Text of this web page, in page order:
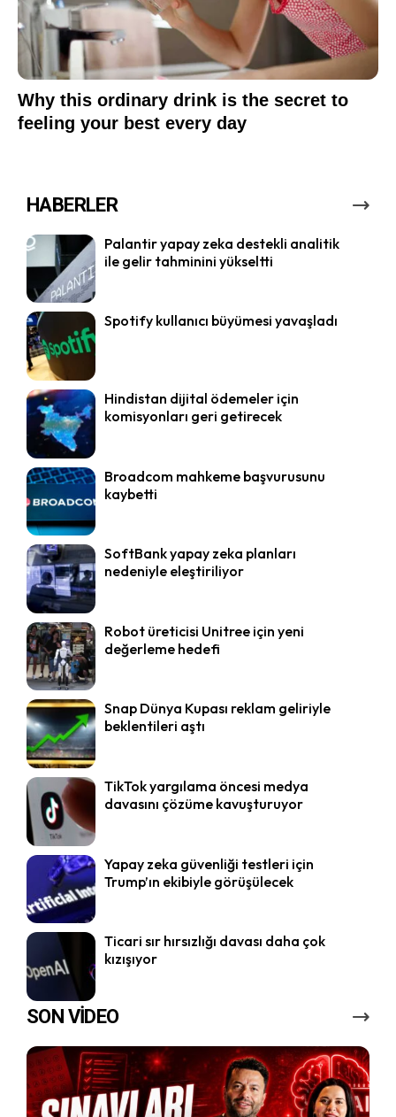
HABERLER
Palantir yapay zeka destekli analitik
ile gelir tahminini yükseltti
Spotify kullanıcı büyümesi yavaşladı
Hindistan dijital ödemeler için
komisyonları geri getirecek
Broadcom mahkeme başvurusunu
kaybetti
SoftBank yapay zeka planları
nedeniyle eleştiriliyor
Robot üreticisi Unitree için yeni
değerleme hedefi
Snap Dünya Kupası reklam geliriyle
beklentileri aştı
TikTok yargılama öncesi medya
davasını çözüme kavuşturuyor
Yapay zeka güvenliği testleri için
Trump’ın ekibiyle görüşülecek
Ticari sır hırsızlığı davası daha çok
kızışıyor
SON VİDEO